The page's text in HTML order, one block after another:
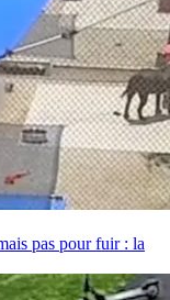
pas pour fuir : la